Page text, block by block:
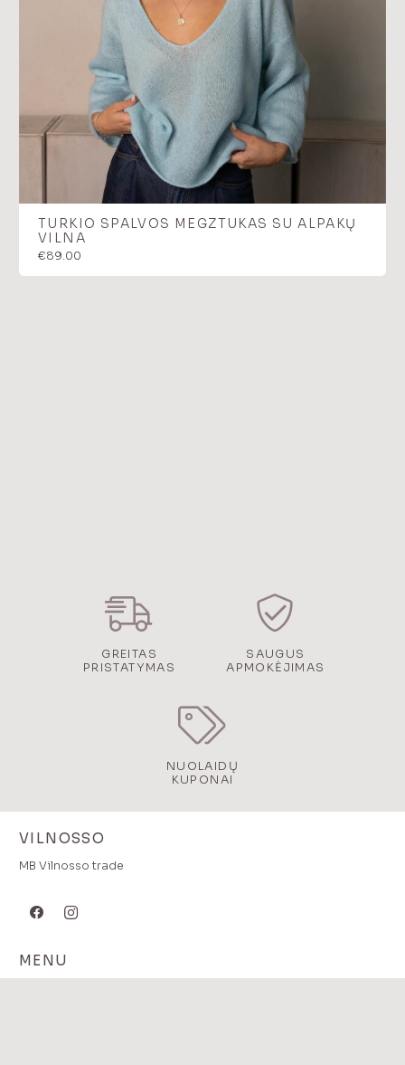
TURKIO SPALVOS MEGZTUKAS SU ALPAKŲ
VILNA
€89.00
GREITAS
PRISTATYMAS
SAUGUS
APMOKĖJIMAS
NUOLAIDŲ
KUPONAI
VILNOSSO
MB Vilnosso trade
MENU